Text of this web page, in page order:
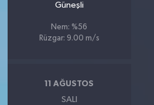
Güneşli
Nem: %56
Rüzgar: 9.00 m/s
11 AĞUSTOS
SALI